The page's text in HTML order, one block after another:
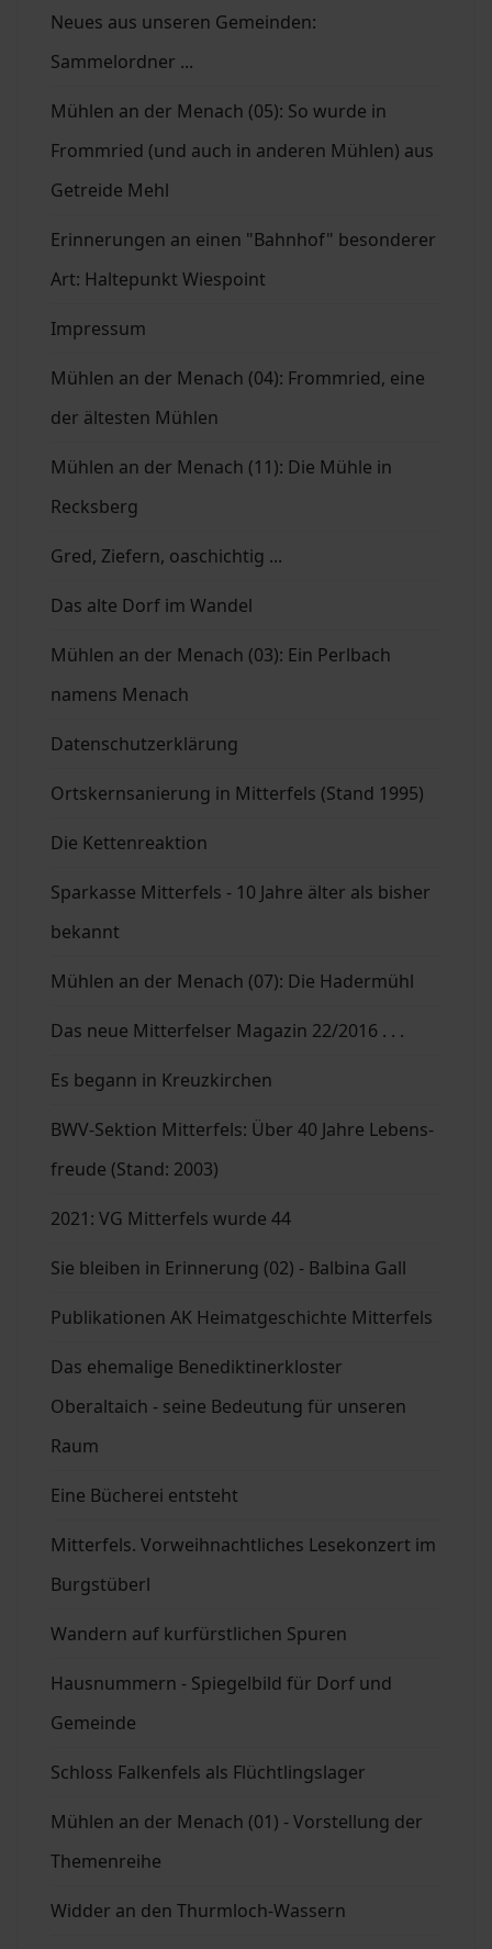
Neues aus unseren Gemeinden:
Sammelordner ...
Mühlen an der Menach (05): So wurde in
Frommried (und auch in anderen Mühlen) aus
Getreide Mehl
Erinnerungen an einen "Bahnhof" besonderer
Art: Haltepunkt Wiespoint
Impressum
Mühlen an der Menach (04): Frommried, eine
der ältesten Mühlen
Mühlen an der Menach (11): Die Mühle in
Recksberg
Gred, Ziefern, oaschichtig ...
Das alte Dorf im Wandel
Mühlen an der Menach (03): Ein Perlbach
namens Menach
Datenschutzerklärung
Ortskernsanierung in Mitterfels (Stand 1995)
Die Kettenreaktion
Sparkasse Mitterfels - 10 Jahre älter als bisher
bekannt
Mühlen an der Menach (07): Die Hadermühl
Das neue Mitterfelser Magazin 22/2016 . . .
Es begann in Kreuzkirchen
BWV-Sektion Mitterfels: Über 40 Jahre Lebens-
freude (Stand: 2003)
2021: VG Mitterfels wurde 44
Sie bleiben in Erinnerung (02) - Balbina Gall
Publikationen AK Heimatgeschichte Mitterfels
Das ehemalige Benediktinerkloster
Oberaltaich - seine Bedeutung für unseren
Raum
Eine Bücherei entsteht
Mitterfels. Vorweihnachtliches Lesekonzert im
Burgstüberl
Wandern auf kurfürstlichen Spuren
Hausnummern - Spiegelbild für Dorf und
Gemeinde
Schloss Falkenfels als Flüchtlingslager
Mühlen an der Menach (01) - Vorstellung der
Themenreihe
Widder an den Thurmloch-Wassern